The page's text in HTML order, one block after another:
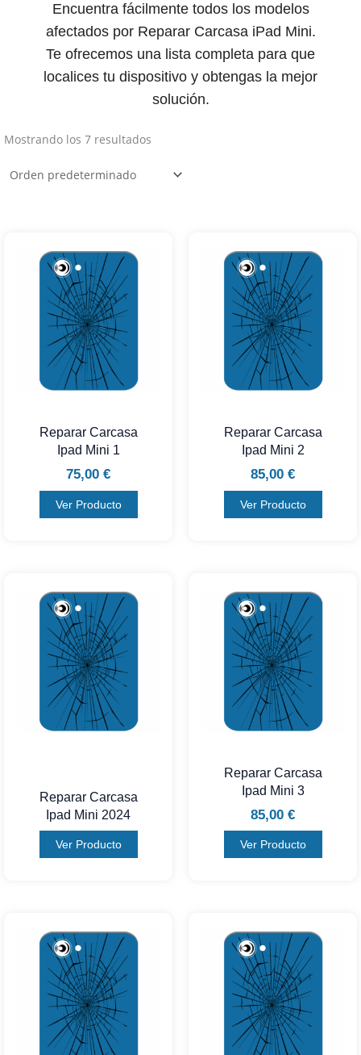
Encuentra fácilmente todos los modelos
afectados por Reparar Carcasa iPad Mini.
Te ofrecemos una lista completa para que
localices tu dispositivo y obtengas la mejor
solución.
Mostrando los 7 resultados
Reparar Carcasa
Ipad Mini 1
75,00 €
Ver Producto
Reparar Carcasa
Ipad Mini 2
85,00 €
Ver Producto
Reparar Carcasa
Ipad Mini 2024
Ver Producto
Reparar Carcasa
Ipad Mini 3
85,00 €
Ver Producto